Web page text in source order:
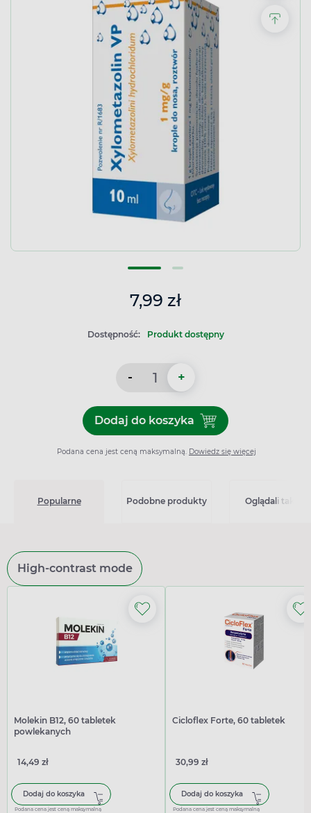
7,99 zł
Dostępność: Produkt dostępny
- +
Dodaj do koszykaDodaj do koszyka
Podana cena jest ceną maksymalną. Dowiedz się więcej
Popularne Podobne produkty Oglądali także
High-contrast mode
Molekin B12, 60 tabletek
powlekanych
14,49 zł
Dodaj do koszyka
Podana cena jest ceną maksymalną
Cicloflex Forte, 60 tabletek
30,99 zł
Dodaj do koszyka
Podana cena jest ceną maksymalną